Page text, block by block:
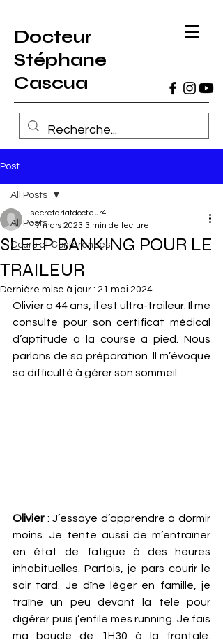
Docteur
Stéphane
Cascua
Post
All Posts
Cours et Conférences
All Posts
SLEEP BANKING POUR LE
TRAILEUR
secretariatdocteur4
17 mars 2023 3 min de lecture
Dernière mise à jour : 21 mai 2024
Olivier a 44 ans, il est ultra-traileur. Il me
consulte pour son certificat médical
d’aptitude à la course à pied. Nous
parlons de sa préparation. Il m’évoque
sa difficulté à gérer son sommeil
Olivier : J’essaye d’apprendre à dormir
moins. Je tente aussi de m’entraîner
en état de fatigue à des heures
inhabituelles. Parfois, je pars courir le
soir tard. Je dîne léger en famille, je
traîne un peu devant la télé pour
digérer puis j’enfile mes running. Je fais
ma boucle de 1H30 à la frontale.